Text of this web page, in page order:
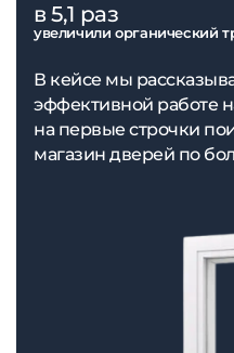
в 5,1 раз
увеличили органический
В кейсе мы
эффективной работе
на первые строчки
магазин дверей по